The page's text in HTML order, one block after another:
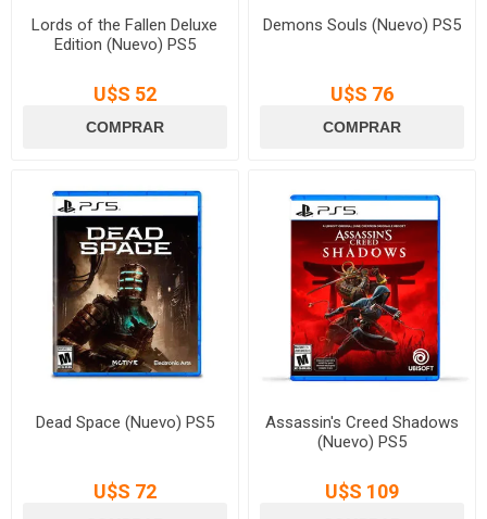
Lords of the Fallen Deluxe
Edition (Nuevo) PS5
U$S 52
Demons Souls (Nuevo) PS5
U$S 76
Dead Space (Nuevo) PS5
U$S 72
Assassin's Creed Shadows
(Nuevo) PS5
U$S 109